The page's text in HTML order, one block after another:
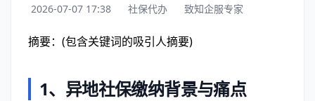
2026-07-07 17:38 社保代办 致知企服专家
摘要：(包含关键词的吸引人摘要)
1、异地社保缴纳背景与痛点